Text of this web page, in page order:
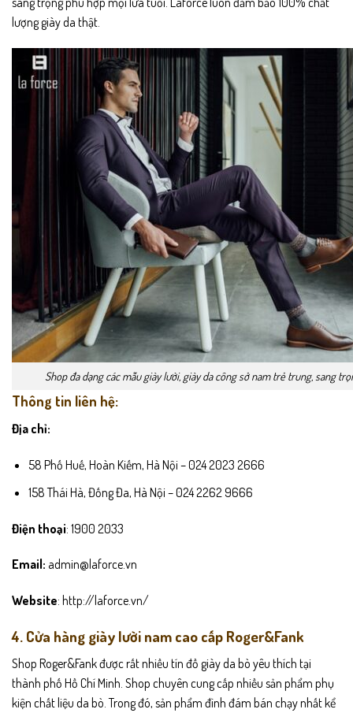
lượng giày da thật.
Shop đa dạng các mẫu giày lười, giày da công sở nam trẻ trung, sang
Thông tin liên hệ:
Địa chỉ:
58 Phố Huế, Hoàn Kiếm, Hà Nội – 024 2023 2666
158 Thái Hà, Đống Đa, Hà Nội – 024 2262 9666
Điện thoại: 1900 2033
Email: admin@laforce.vn
Website: http://laforce.vn/
4. Cửa hàng giày lười nam cao cấp Roger&Fank
Shop Roger&Fank được rất nhiều tín đồ giày da bò yêu thích tại
thành phố Hồ Chí Minh. Shop chuyên cung cấp nhiều sản phẩm phụ
kiện chất liệu da bò. Trong đó, sản phẩm đình đám bán chạy nhất kể